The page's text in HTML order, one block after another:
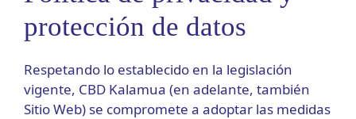
protección de datos
Respetando lo establecido en la legislación
vigente, CBD Kalamua (en adelante, también
Sitio Web) se compromete a adoptar las medidas